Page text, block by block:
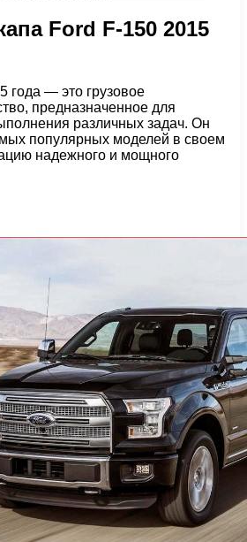
Ford F-150 2015
года — это грузовое
предназначенное для
различных задач. Он
популярных моделей в своем
надежного и мощного